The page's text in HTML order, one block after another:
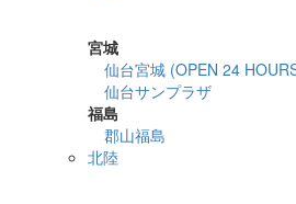
宮城
仙台宮城 (OPEN 24
仙台サンプラザ
福島
郡山福島
北陸